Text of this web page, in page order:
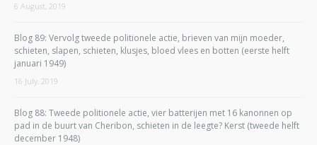
6 August, 2019
Blog 89: Vervolg tweede politionele actie, brieven van mijn moeder,
schieten, slapen, schieten, klusjes, bloed vlees en botten (eerste helft
januari 1949)
16 July, 2019
Blog 88: Tweede politionele actie, vier batterijen met 16 kanonnen op
pad in de buurt van Cheribon, schieten in de leegte? Kerst (tweede helft
december 1948)